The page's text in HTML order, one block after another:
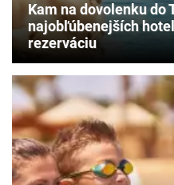
Kam na dovolenku do
najobľúbenejších
rezerváciu